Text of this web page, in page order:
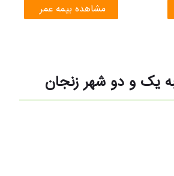
مشاهده بیمه عمر
یک و دو شهر زنجان